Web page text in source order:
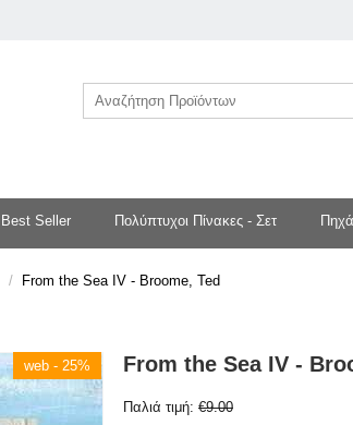
Best Seller Πολύπτυχοι Πίνακες - Σετ
/ From the Sea IV - Broome, Ted
web - 25% From the Sea IV -
Παλιά τιμή: €9.00